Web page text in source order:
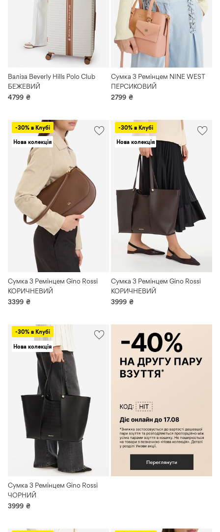
Валіза Beverly Hills Polo Club
БЕЖЕВИЙ
4799 ₴
Сумка З Ремінцем NINE WEST
ПЕРСИКОВИЙ
2799 ₴
-30% в Клубі
Нова колекція
Сумка З Ремінцем Gino Rossi
КОРИЧНЕВИЙ
3399 ₴
-30% в Клубі
Нова колекція
Сумка З Ремінцем Gino Rossi
КОРИЧНЕВИЙ
3999 ₴
-30% в Клубі
Нова колекція
Сумка З Ремінцем Gino Rossi
ЧОРНИЙ
3999 ₴